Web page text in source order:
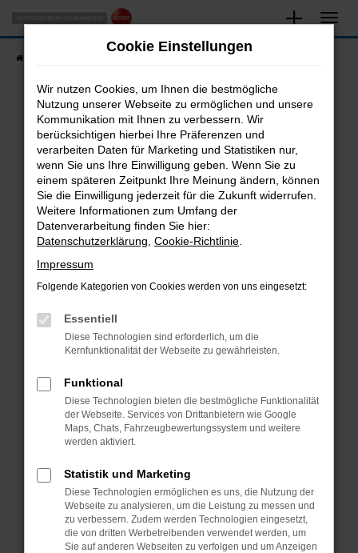
Zum
Hauptinhalt
springen
Fahrzeugsuche
Fehler: Network Error
Beim Laden ist ein Fehler aufgetreten.
Hier sind ein paar Tipps, die dir helfen können:
Überprüfe deine Firewall und deine
Internetverbindung.
Laden andere Webseiten, zum Beispiel deine
Suchmaschine?
Prüfe deine Browsererweiterungen.
können das Laden bestimmter Seiten
verhindern. Funktioniert die Seite in einem
anderen Browser oder in einem privaten
Starte dein Gerät neu.
Das kann manchmal helfen, vorübergehende
Probleme zu beheben.
Betriebssystem auf dem neuesten Stand
sind.
Veraltete Software birgt nicht nur ein
Sicherheitsrisiko, sondern kann auch dazu
führen, dass bestimmte Funktionen nicht mehr
Cookie Einstellungen
Wir nutzen Cookies, um Ihnen die bestmögliche
Nutzung unserer Webseite zu ermöglichen und unsere
Kommunikation mit Ihnen zu verbessern. Wir
berücksichtigen hierbei Ihre Präferenzen und
verarbeiten Daten für Marketing und Statistiken nur,
wenn Sie uns Ihre Einwilligung geben. Wenn Sie zu
einem späteren Zeitpunkt Ihre Meinung ändern, können
Sie die Einwilligung jederzeit für die Zukunft widerrufen.
Weitere Informationen zum Umfang der
Datenverarbeitung finden Sie hier:
Datenschutzerklärung Cookie-Richtlinie
Impressum
Folgende Kategorien von Cookies werden von uns eingesetzt:
Essentiell
Diese Technologien sind erforderlich, um die
Kernfunktionalität der Webseite zu gewährleisten.
Funktional
Diese Technologien bieten die bestmögliche Funktionalität
der Webseite. Services von Drittanbietern wie Google
Maps, Chats, Fahrzeugbewertungssystem und weitere
werden aktiviert.
Statistik und Marketing
Diese Technologien ermöglichen es uns, die Nutzung der
Webseite zu analysieren, um die Leistung zu messen und
zu verbessern. Zudem werden Technologien eingesetzt,
die von dritten Werbetreibenden verwendet werden, um
Sie auf anderen Webseiten zu verfolgen und um Anzeigen